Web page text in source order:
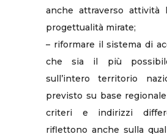
anche attraverso attività
progettualità mirate;
– riformare il sistema di
che sia il più
sull’intero territorio
previsto su base
criteri e indirizzi
riflettono anche sulla